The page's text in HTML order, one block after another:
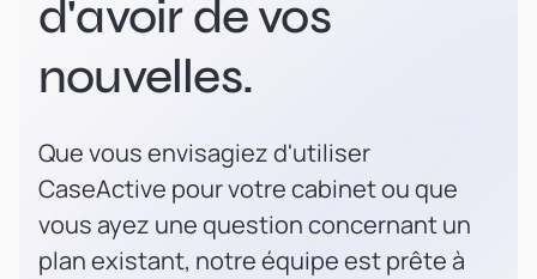
d'avoir de vos
nouvelles.
Que vous envisagiez d'utiliser
CaseActive pour votre cabinet ou que
vous ayez une question concernant un
plan existant, notre équipe est prête à